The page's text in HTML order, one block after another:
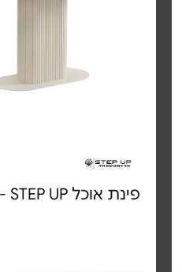
פינת אוכל STEP UP - דגם 811